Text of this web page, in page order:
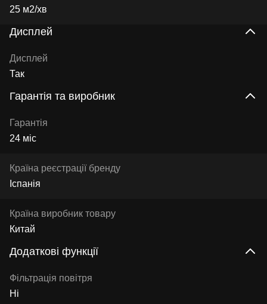
25 м2/хв
Дисплей
Дисплей
Так
Гарантія та виробник
Гарантія
24 міс
Країна реєстрації бренду
Іспанія
Країна виробник товару
Китай
Додаткові функції
Фільтрація повітря
Ні